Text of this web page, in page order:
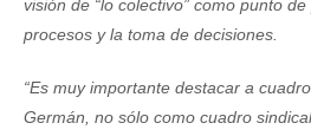
visión de “lo colectivo” como punto
procesos y la toma de decisiones.
“Es muy importante destacar a
Germán, no sólo como cuadro